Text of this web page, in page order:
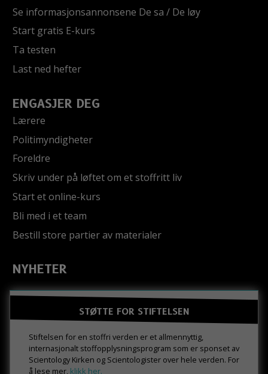
Se informasjonsannonsene De sa / De løy
Start gratis E-kurs
Ta testen
Last ned hefter
ENGASJER DEG
Lærere
Politimyndigheter
Foreldre
Skriv under på løftet om et stoffritt liv
Start et online-kurs
Bli med i et team
Bestill store partier av materialer
NYHETER
STØTTE FOR STIFTELSEN
Stiftelsen for en stoffri verden er et allmennyttig,
internasjonalt stoffopplysningsprogram som er sponset av
Scientology Kirken og Scientologister over hele verden. For
å lese mer, klikk her.